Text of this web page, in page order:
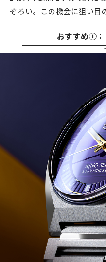
ぞろい。この機会に狙い目
おすすめ①：